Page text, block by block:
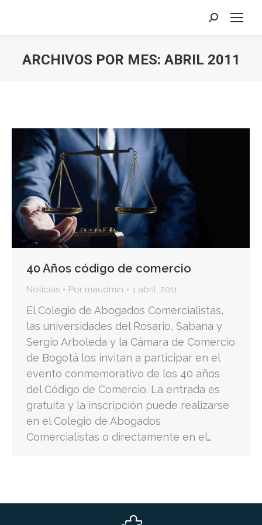
Buscar:
ARCHIVOS POR MES: ABRIL 2011
40 Años código de comercio
Noticias Por maudmin 1 abril, 2011
El Colegio de Abogados Comercialistas,
las universidades del Rosario, Sabana y
Sergio Arboleda y la Cámara de Comercio
de Bogotá los invitan a participar en el
evento conmemorativo de los 40 años
del Código de Comercio. La entrada es
gratuita y la inscripción puede realizarse
en el Colegio de Abogados
Comercialistas o directamente en el…